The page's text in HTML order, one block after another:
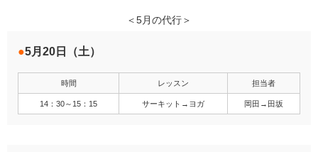
＜5月の代行＞
5月20日（土）
時間 レッスン 担当者
14：30～15：15 サーキット→ヨガ 岡田→田坂